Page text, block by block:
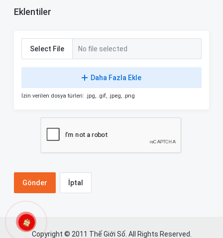
Eklentiler
Select File No file selected
Daha Fazla Ekle
İzin verilen dosya türleri: .jpg, .gif, .jpeg, .png
İptal
Copyright © 2011 Thế Giới Số. All Rights Reserved.